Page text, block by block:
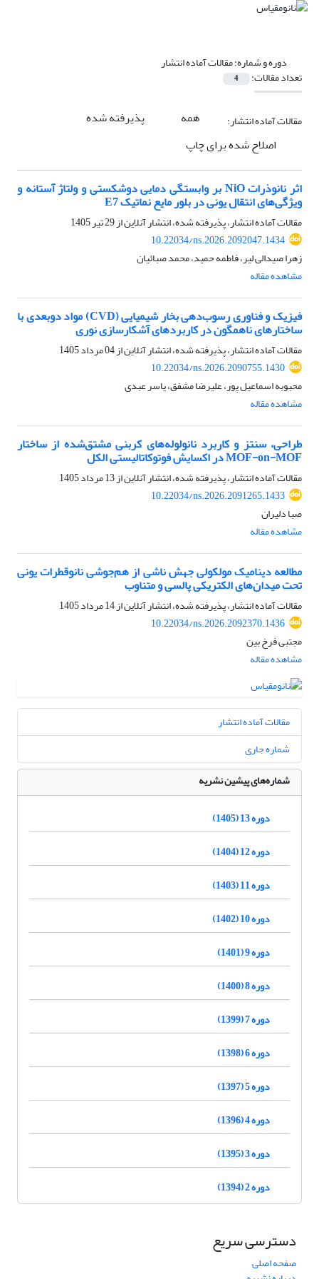
دوره و شماره:مقالات آماده انتشار
تعداد مقالات: 4
مقالات آماده انتشار: همه
پذیرفته شده
اصلاح شده برای چاپ
اثر نانوذرات NiO بر وابستگی دمایی دوشکستی و ولتاژ آستانه و
ویژگی‌های انتقال یونی در بلور مایع نماتیک E7
مقالات آماده انتشار، پذیرفته شده، انتشار آنلاین از29 تیر 1405
10.22034/ns.2026.2092047.1434
زهرا صیدالی لیر، فاطمه حمید، محمد صبائیان
مشاهده مقاله
فیزیک و فناوری رسوب‌دهی بخار شیمیایی (CVD) مواد دوبعدی با
ساختارهای ناهمگون در کاربردهای آشکارسازی نوری
مقالات آماده انتشار، پذیرفته شده، انتشار آنلاین از04 مرداد 1405
10.22034/ns.2026.2090755.1430
محبوبه اسماعیل پور، علیرضا مشفق، یاسر عبدی
مشاهده مقاله
طراحی، سنتز و کاربرد نانولوله‌های کربنی مشتق‌شده از ساختار
MOF-on-MOF در اکسایش فوتوکاتالیستی الکل
مقالات آماده انتشار، پذیرفته شده، انتشار آنلاین از13 مرداد 1405
10.22034/ns.2026.2091265.1433
صبا دلیران
مشاهده مقاله
مطالعه دینامیک مولکولی جهش ناشی از هم‌جوشی نانوقطرات یونی
تحت میدان‌های الکتریکی پالسی و متناوب
مقالات آماده انتشار، پذیرفته شده، انتشار آنلاین از14 مرداد 1405
10.22034/ns.2026.2092370.1436
مجتبی فرخ بین
مشاهده مقاله
مقالات آماده انتشار
شماره جاری
شماره‌های پیشین نشریه
دوره 13 (1405)
دوره 12 (1404)
دوره 11 (1403)
دوره 10 (1402)
دوره 9 (1401)
دوره 8 (1400)
دوره 7 (1399)
دوره 6 (1398)
دوره 5 (1397)
دوره 4 (1396)
دوره 3 (1395)
دوره 2 (1394)
دسترسی سریع
صفحه اصلی